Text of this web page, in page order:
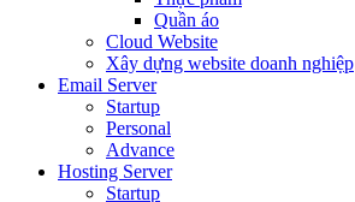
Quần áo
Cloud Website
Xây dựng website doanh nghiệp
Email Server
Startup
Personal
Advance
Hosting Server
Startup